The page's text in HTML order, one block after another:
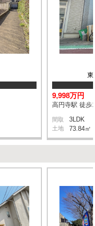
東
9,998万円
高円寺駅 徒歩
間取 3LDK
土地 73.84㎡